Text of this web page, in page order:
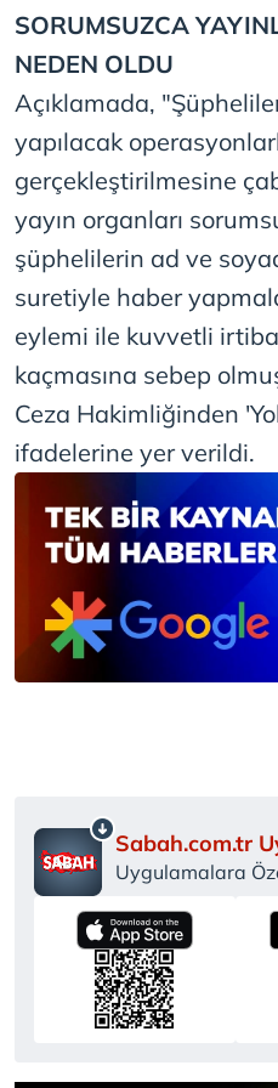
mevzuata uygun olarak
SORUMSUZCA
NEDEN OLDU
Açıklamada,
yapılacak
gerçekleştirilmesine
yayın organları
şüphelilerin ad ve
suretiyle haber
eylemi ile kuvvetli
kaçmasına sebep
Ceza Hakimliğinden
ifadelerine yer verildi.
Sabah.com.tr
Uygulamalara